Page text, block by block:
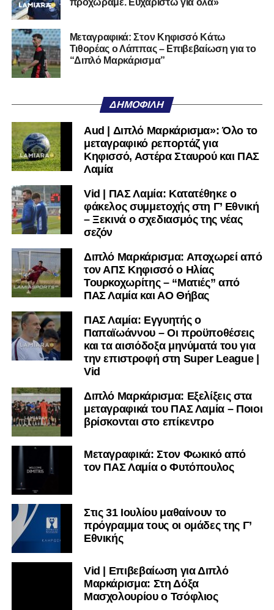
Αυτοπεποίθηση.
Αν η Λαμία συνεχίσει να μικραίνει τον εαυτό της, δεν θα
χρειαστεί κανείς άλλος να το κάνει.
Όταν αποφασίσει να συνειδητοποιήσει ότι είναι
πολύ μικρή.
Ακολουθήστε το lamiara.grστοGoogle Newsγια να
μαθαίνετε πρώτοι τα κυανόλευκα νέα στην Ελλάδα και τον
υπόλοιπο κόσμο. Ακολουθήστε το lamiara.gr στο
μαθαίνετε σε χρόνο dt όλα τα νέα.
Μεταγραφικά: Στον Κηφισσό Κάτω
Τιθορέας ο Λάππας – Επιβεβαίωση για το
“Διπλό Μαρκάρισμα”
ΔΗΜΟΦΙΛΉ
Aud | Διπλό Μαρκάρισμα»: Όλο το
μεταγραφικό ρεπορτάζ για
Κηφισσό, Αστέρα Σταυρού και ΠΑΣ
Λαμία
Vid | ΠΑΣ Λαμία: Κατατέθηκε ο
φάκελος συμμετοχής στη Γ’ Εθνική
– Ξεκινά ο σχεδιασμός της νέας
σεζόν
Διπλό Μαρκάρισμα: Αποχωρεί από
τον ΑΠΣ Κηφισσό ο Ηλίας
Τουρκοχωρίτης – “Ματιές” από
ΠΑΣ Λαμία και ΑΟ Θήβας
ΠΑΣ Λαμία: Εγγυητής ο
Παπαϊωάννου – Οι προϋποθέσεις
και τα αισιόδοξα μηνύματά του για
την επιστροφή στη Super League |
Vid
Διπλό Μαρκάρισμα: Εξελίξεις στα
μεταγραφικά του ΠΑΣ Λαμία – Ποιοι
βρίσκονται στο επίκεντρο
Μεταγραφικά: Στον Φωκικό από
τον ΠΑΣ Λαμία ο Φυτόπουλος
Στις 31 Ιουλίου μαθαίνουν το
πρόγραμμα τους οι ομάδες της Γ’
Εθνικής
Vid | Επιβεβαίωση για Διπλό
Μαρκάρισμα: Στη Δόξα
Μασχολουρίου ο Τσόφλιος